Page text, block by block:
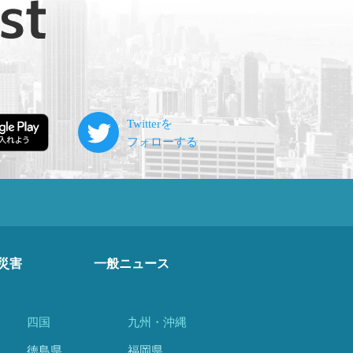
害 一般ニュース
四国
徳島県
九州・沖縄
福岡県